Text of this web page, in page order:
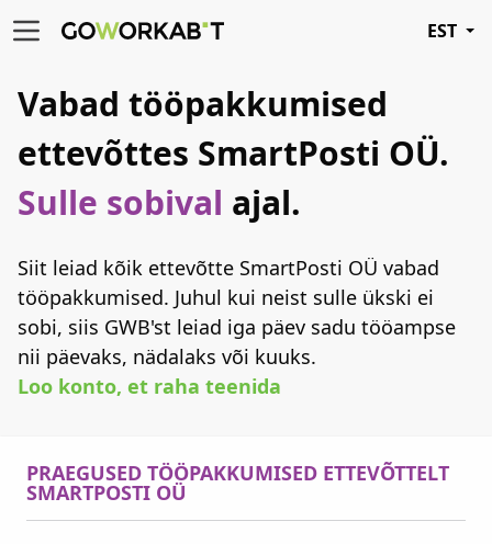
EST
Vabad tööpakkumised
ettevõttes SmartPosti OÜ.
Sulle sobival ajal.
Siit leiad kõik ettevõtte SmartPosti OÜ vabad
tööpakkumised. Juhul kui neist sulle ükski ei
sobi, siis GWB'st leiad iga päev sadu tööampse
nii päevaks, nädalaks või kuuks.
Loo konto, et raha teenida
PRAEGUSED TÖÖPAKKUMISED ETTEVÕTTELT
SMARTPOSTI OÜ